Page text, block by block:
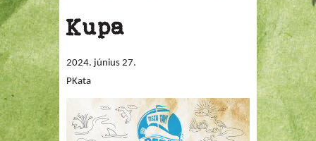
Kupa
2024. június 27.
PKata